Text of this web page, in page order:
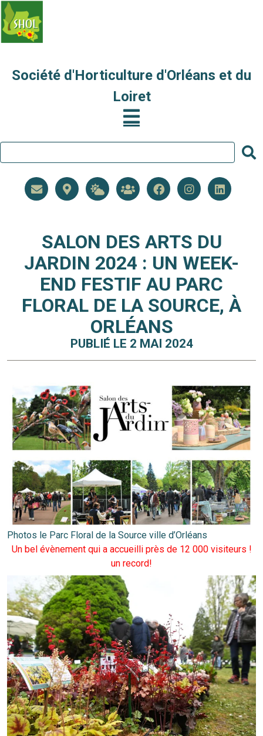
Société d'Horticulture d'Orléans et du
Loiret
SALON DES ARTS DU
JARDIN 2024 : UN WEEK-
END FESTIF AU PARC
FLORAL DE LA SOURCE, À
ORLÉANS
PUBLIÉ LE 2 MAI 2024
Photos le Parc Floral de la Source ville d’Orléans
Un bel évènement qui a accueilli près de 12 000 visiteurs !
un record!